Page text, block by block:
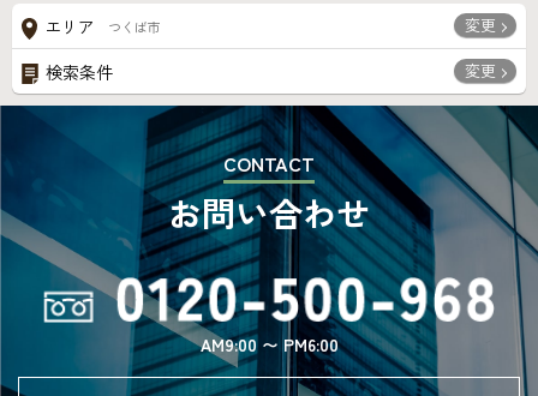
エリア つくば市 変更
検索条件 変更
CONTACT
お問い合わせ
AM9:00 〜 PM6:00